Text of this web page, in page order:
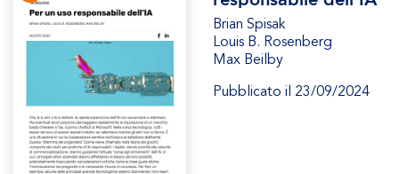
Brian Spisak
Louis B. Rosenberg
Max Beilby
Pubblicato il 23/09/2024